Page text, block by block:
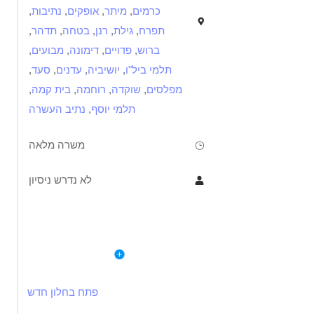
כרמים, מיתר, אופקים, נתיבות,
תפרח, גילת, רנן, בטחה, תדהר,
ברוש, פדויים, דימונה, מבועים,
תלמי ביל"ו, יושיביה, עדנים, סעד,
מפלסים, שוקדה, רוחמה, בית קמה,
תלמי יוסף, נתיב העשרה
משרה מלאה
לא נדרש ניסיון
ה להצטרף אלינו לליווי מתמודדי נפש בשוק העבודה באזור
אמפתיה ואסרטיביות
פתח בחלון חדש